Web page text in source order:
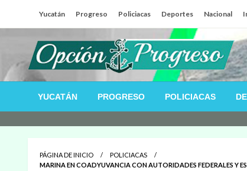
Yucatán Progreso Policiacas Deportes Nacional
Opción Progreso
Las noticias del día a día del puerto
YUCATÁN PROGRESO POLICIACAS
PÁGINA DE INICIO
POLICIACAS
MARINA EN COADYUVANCIA CON AUTORIDADES FEDERALES Y